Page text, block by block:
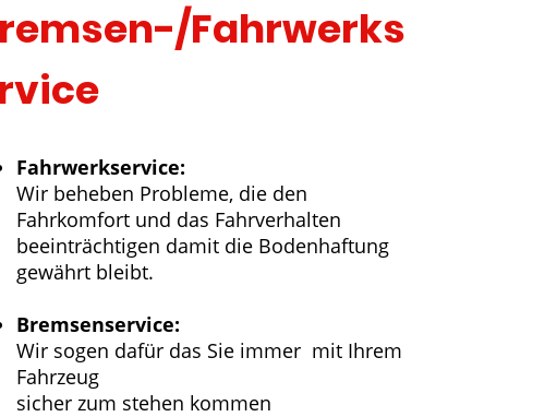
Fahrwerks
Fahrwerkservice:
Wir beheben Probleme, die den
Fahrkomfort und das Fahrverhalten
beeinträchtigen damit die Bodenhaftung
gewährt bleibt.
Bremsenservice:
Wir sogen dafür das Sie immer mit Ihrem
Fahrzeug
sicher zum stehen kommen